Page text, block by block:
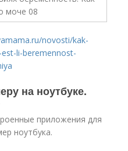
novosti/kak-
li-beremennost-
на ноутбуке.
приложения для
ноутбука.